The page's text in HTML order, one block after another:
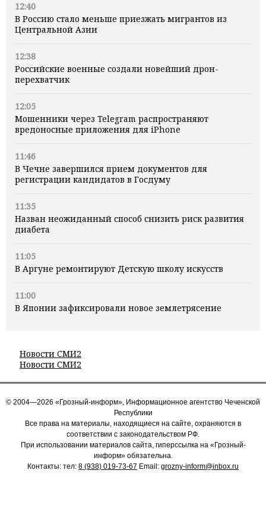
12:40
В Россию стало меньше приезжать мигрантов из
Центральной Азии
12:38
Российские военные создали новейший дрон-
перехватчик
12:05
Мошенники через Telegram распространяют
вредоносные приложения для iPhone
11:46
В Чечне завершился прием документов для
регистрации кандидатов в Госдуму
11:35
Назван неожиданный способ снизить риск развития
диабета
11:05
В Аргуне ремонтируют Детскую школу искусств
11:00
В Японии зафиксировали новое землетрясение
Новости СМИ2
Новости СМИ2
© 2004—2026 «Грозный-информ», Информационное агентство Чеченской
Республики
Все права на материалы, находящиеся на сайте, охраняются в
соответствии с законодательством РФ.
При использовании материалов сайта, гиперссылка на «Грозный-
информ» обязательна.
Контакты: тел: 8 (938) 019-73-67 Email: grozny-inform@inbox.ru